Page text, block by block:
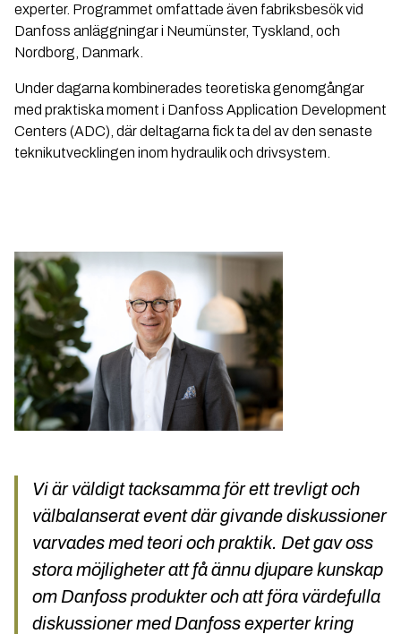
experter. Programmet omfattade även fabriksbesök vid
Danfoss anläggningar i Neumünster, Tyskland, och
Nordborg, Danmark.
Under dagarna kombinerades teoretiska genomgångar
med praktiska moment i Danfoss Application Development
Centers (ADC), där deltagarna fick ta del av den senaste
teknikutvecklingen inom hydraulik och drivsystem.
Vi är väldigt tacksamma för ett trevligt och
välbalanserat event där givande diskussioner
varvades med teori och praktik. Det gav oss
stora möjligheter att få ännu djupare kunskap
om Danfoss produkter och att föra värdefulla
diskussioner med Danfoss experter kring